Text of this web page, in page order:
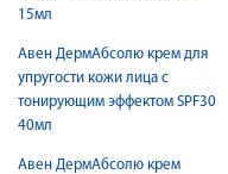
15мл
Авен ДермАбсолю крем для
упругости кожи лица с
тонирующим эффектом SPF30
40мл
Авен ДермАбсолю крем